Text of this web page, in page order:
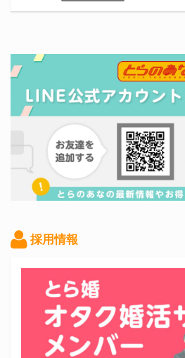
採用情報